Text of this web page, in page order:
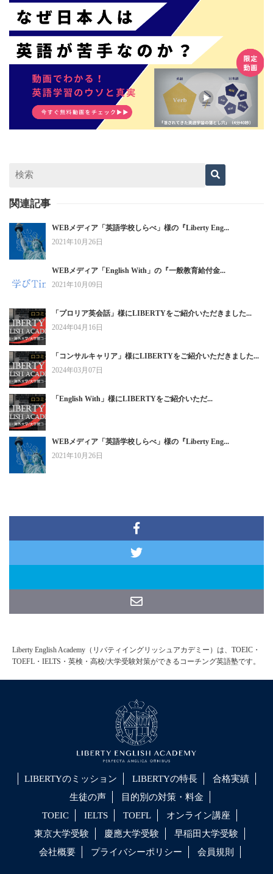
関連記事
WEBメディア「英語学校しらべ」様の『Liberty Eng...
2021年10月26日
WEBメディア「English With」の『一般教育給付金...
2021年10月09日
「プロリア英会話」様にLIBERTYをご紹介いただきました...
2024年04月16日
「コンサルキャリア」様にLIBERTYをご紹介いただきました...
2024年03月07日
「English With」様にLIBERTYをご紹介いただ...
WEBメディア「英語学校しらべ」様の『Liberty Eng...
2021年10月26日
Liberty English Academy（リバティイングリッシュアカデミー）は、TOEIC・
TOEFL・IELTS・英検・高校/大学受験対策ができるコーチング英語塾です。
LIBERTYのミッション LIBERTYの特長
合格実績
生徒の声
目的別の対策・料金
TOEIC
IELTS TOEFL
オンライン講座
東京大学受験
慶應大学受験
早稲田大学受験
会社概要
プライバシーポリシー 会員規則